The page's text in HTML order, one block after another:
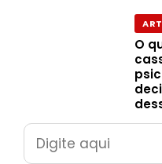
O
Pesquisar